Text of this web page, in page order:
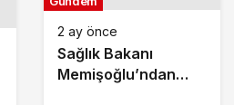
2 ay önce
Sağlık Bakanı
Memişoğlu’ndan